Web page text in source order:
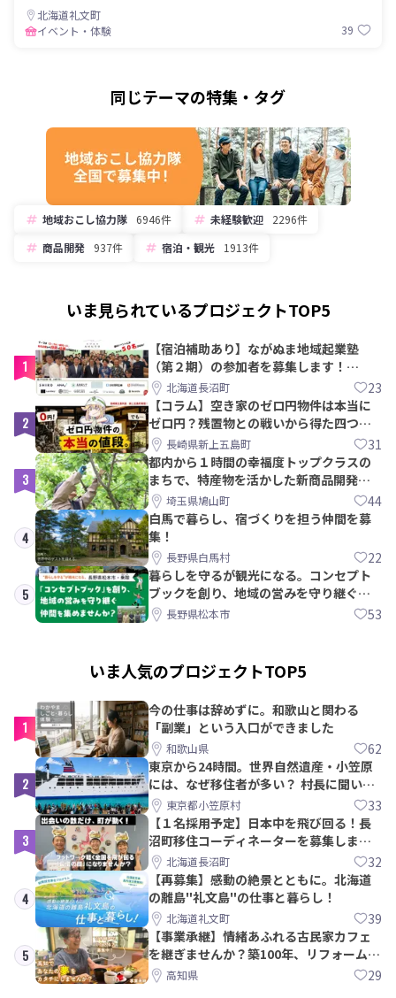
北海道礼文町
イベント・体験
39
同じテーマの特集・タグ
地域おこし協力隊 6946件 未経験歓迎
2296件
商品開発
937件 宿泊・観光 1913件
いま見られているプロジェクトTOP5
1
【宿泊補助あり】ながぬま地域起業塾
（第２期）の参加者を募集します！
【8/21〆】
北海道長沼町 23
2
【コラム】空き家のゼロ円物件は本当に
ゼロ円？残置物との戦いから得た四つの
教訓｜新上五島町
長崎県新上五島町 31
3
都内から１時間の幸福度トップクラスの
まちで、特産物を活かした新商品開発＆
PRメンバー募集！
埼玉県鳩山町 44
4
白馬で暮らし、宿づくりを担う仲間を募
集！
長野県白馬村 22
5
暮らしを守るが観光になる。コンセプト
ブックを創り、地域の営みを守り継ぐ仲
間を集めませんか？
長野県松本市 53
いま人気のプロジェクトTOP5
1
今の仕事は辞めずに。和歌山と関わる
「副業」という入口ができました
和歌山県 62
2
東京から24時間。世界自然遺産・小笠原
には、なぜ移住者が多い？ 村長に聞いて
みた東京都小笠原村 33
3
【１名採用予定】日本中を飛び回る！長
沼町移住コーディネーターを募集しま
す！北海道長沼町 32
4
【再募集】感動の絶景とともに。北海道
の離島"礼文島"の仕事と暮らし！
北海道礼文町 39
5
【事業承継】情緒あふれる古民家カフェ
を継ぎませんか？築100年、リフォームか
ら約10年！
高知県 29